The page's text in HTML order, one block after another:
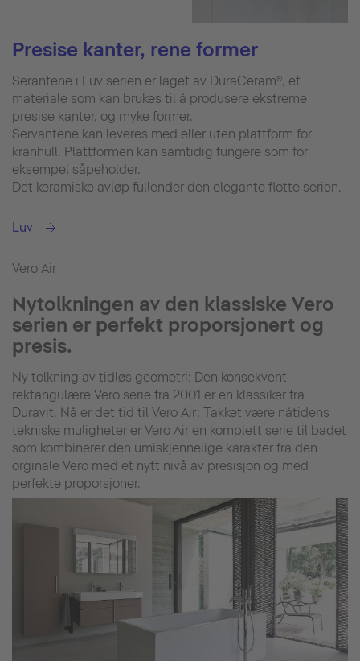
Presise kanter, rene former
Serantene i Luv serien er laget av DuraCeram®, et
materiale som kan brukes til å produsere ekstreme
presise kanter, og myke former.
Servantene kan leveres med eller uten plattform for
kranhull. Plattformen kan samtidig fungere som for
eksempel såpeholder.
Det keramiske avløp fullender den elegante flotte serien.
Luv
Vero Air
Nytolkningen av den klassiske Vero
serien er perfekt proporsjonert og
presis.
Ny tolkning av tidløs geometri: Den konsekvent
rektangulære Vero serie fra 2001 er en klassiker fra
Duravit. Nå er det tid til Vero Air: Takket være nåtidens
tekniske muligheter er Vero Air en komplett serie til badet
som kombinerer den umiskjennelige karakter fra den
orginale Vero med et nytt nivå av presisjon og med
perfekte proporsjoner.